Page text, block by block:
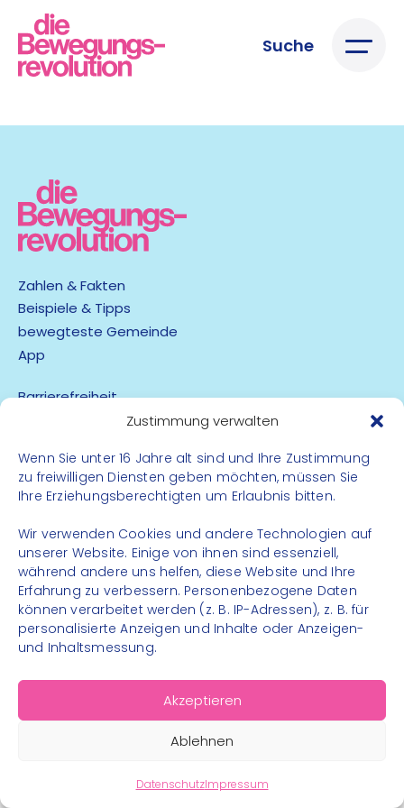
Zustimmung verwalten
Wenn Sie unter 16 Jahre alt sind und Ihre Zustimmung
zu freiwilligen Diensten geben möchten, müssen Sie
Ihre Erziehungsberechtigten um Erlaubnis bitten.
Wir verwenden Cookies und andere Technologien auf
unserer Website. Einige von ihnen sind essenziell,
während andere uns helfen, diese Website und Ihre
Erfahrung zu verbessern. Personenbezogene Daten
können verarbeitet werden (z. B. IP-Adressen), z. B. für
personalisierte Anzeigen und Inhalte oder Anzeigen-
und Inhaltsmessung.
Akzeptieren
Ablehnen
DatenschutzImpressum
Suche
Zahlen & Fakten
Beispiele & Tipps
bewegteste Gemeinde
App
Barrierefreiheit
Kontakt
Instagram
Facebook
© 2026 – Bewegungsland Steiermark gGmbH - Alle